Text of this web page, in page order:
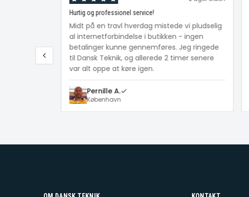
Hurtig og professionel service!
Midt på en travl hverdag mistede vi pludselig
al internetforbindelse i butikken - ingen
betalinger kunne gennemføres. Jeg ringede
til Dansk Teknik, og allerede 2 timer senere
var alt oppe at køre igen.
Pernille A.
København